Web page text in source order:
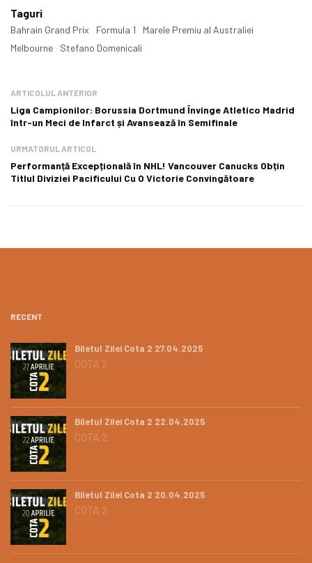
Taguri
Bahrain Grand Prix Formula 1
Marele Premiu al Australiei
Melbourne
Stefano Domenicali
ARTICOLUL ANTERIOR
Liga Campionilor: Borussia Dortmund Învinge Atletico Madrid
într-un Meci de Infarct și Avansează în Semifinale
URMATORUL ARTICOL
Performanță Excepțională în NHL! Vancouver Canucks Obțin
Titlul Diviziei Pacificului Cu O Victorie Convingătoare
RECENT
Biletul Zilei Cota 2 27.04.2025
COTA 2
Biletul Zilei Cota 2 22.04.2025
COTA 2
Biletul Zilei Cota 2 20.04.2025
COTA 2